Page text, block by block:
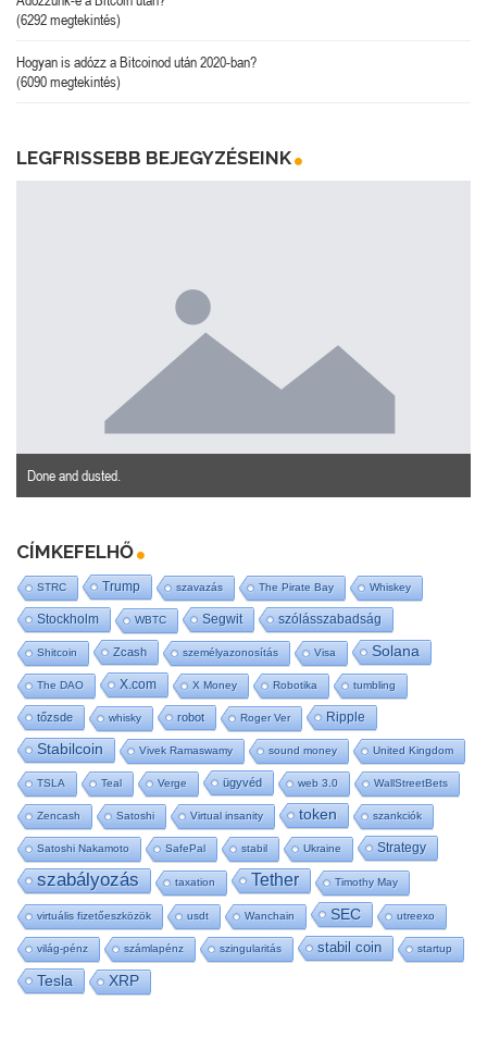
(6292 megtekintés)
Hogyan is adózz a Bitcoinod után 2020-ban?
(6090 megtekintés)
LEGFRISSEBB BEJEGYZÉSEINK
Done and dusted.
CÍMKEFELHŐ
STRC Trump szavazás The Pirate Bay Whiskey
Stockholm WBTC Segwit szólásszabadság
Shitcoin Zcash személyazonosítás Visa Solana
The DAO X.com X Money Robotika tumbling
tőzsde whisky robot Roger Ver Ripple
Stabilcoin Vivek Ramaswamy sound money United Kingdom
TSLA Teal Verge ügyvéd web 3.0 WallStreetBets
Zencash Satoshi Virtual insanity token szankciók
Satoshi Nakamoto SafePal stabil Ukraine Strategy
szabályozás taxation Tether Timothy May
virtuális fizetőeszközök usdt Wanchain SEC utreexo
világ-pénz számlapénz szingularitás stabil coin startup
Tesla XRP